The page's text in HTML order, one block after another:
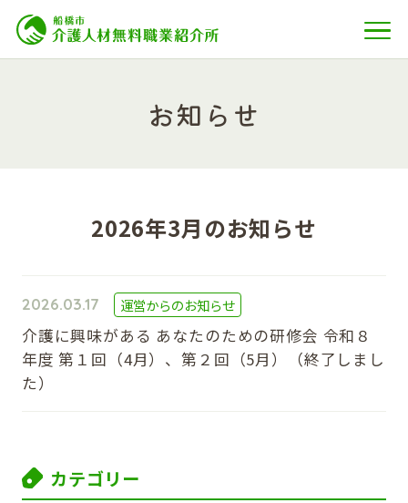
お知らせ
2026年3月のお知らせ
2026.03.17 運営からのお知らせ
介護に興味がある あなたのための研修会 令和８
年度 第１回（4月）、第２回（5月）（終了しまし
た）
カテゴリー